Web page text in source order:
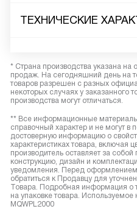
ТЕХНИЧЕСКИЕ
* Страна производства указана
продаж. На сегодняшний день на
товаров разрешен с разных
некоторых случаях у заказанного
производства могут отличаться.
** Все информационные
справочный характер и не могут в
достоверную информацию о
характеристиках товара,
производитель оставляет за
конструкцию, дизайн и
уведомления. Перед
обратиться к Продавцу для
Товара. Подробная информация о
на упаковке товара.
MQWPL2000